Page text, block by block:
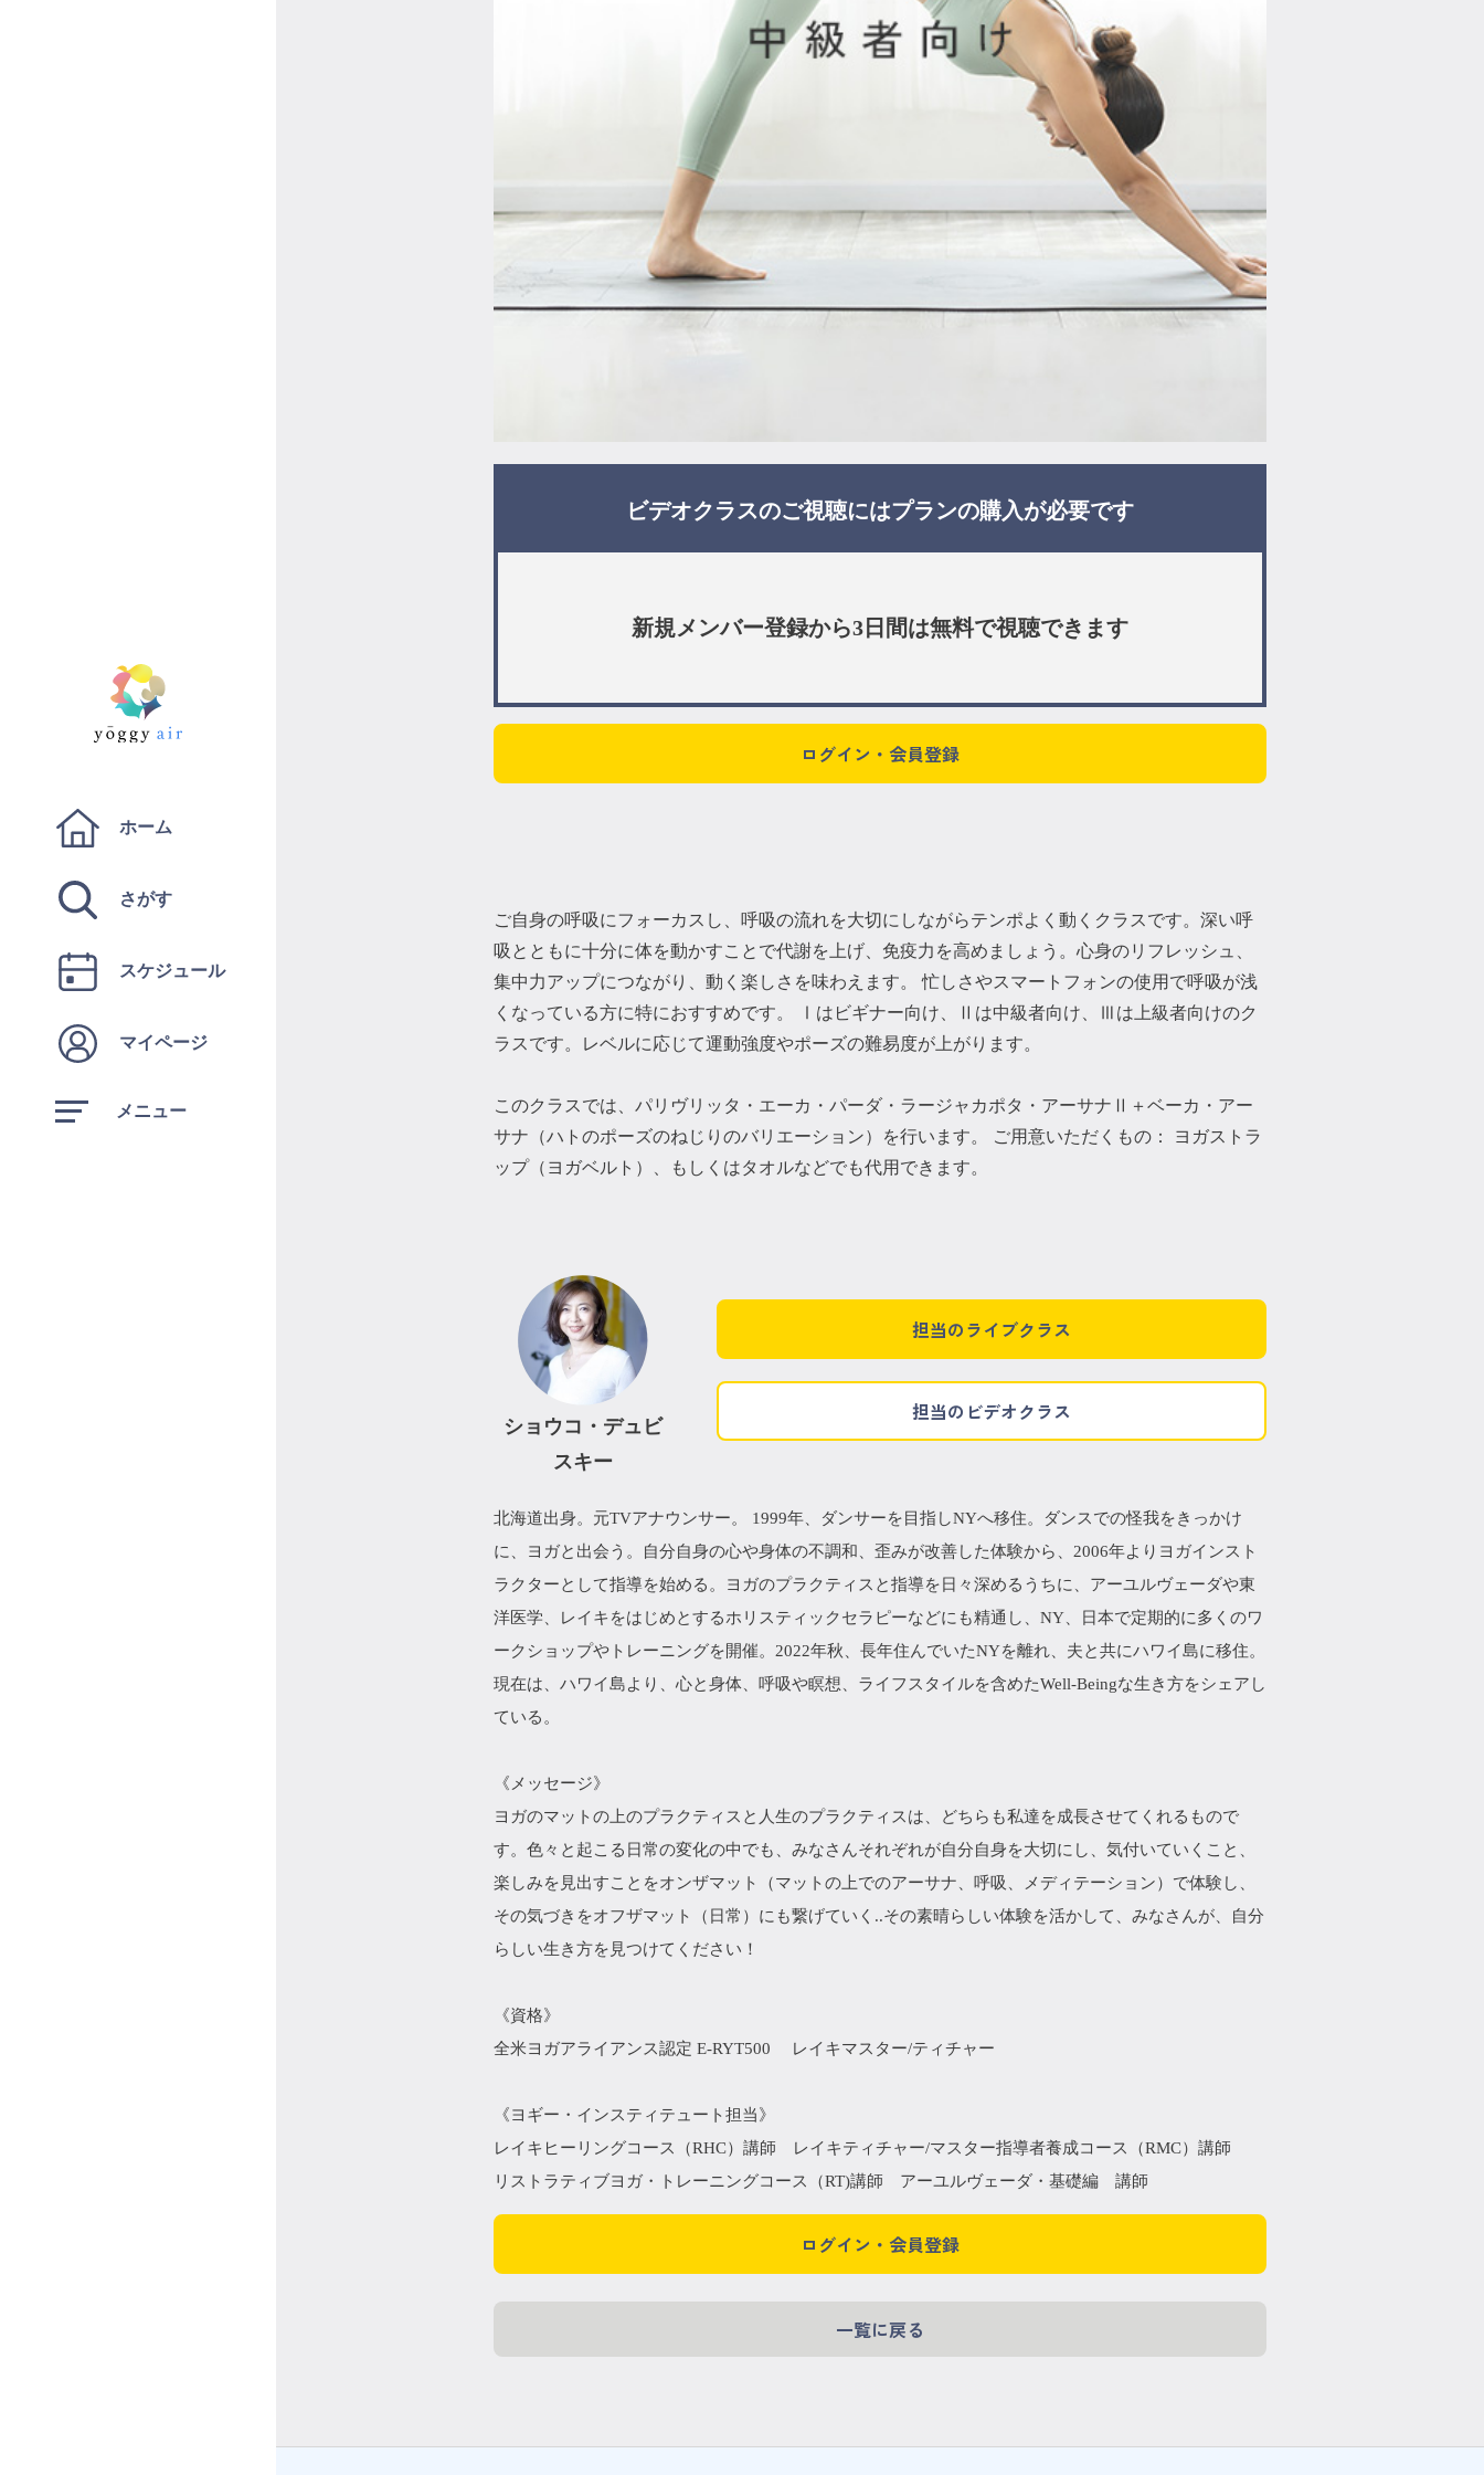
ホーム
さがす
スケジュール
マイページ
メニュー
ビデオクラスのご視聴にはプランの購入が必要です
新規メンバー登録から3日間は無料で視聴できます
ログイン・会員登録
ご自身の呼吸にフォーカスし、呼吸の流れを大切にしながらテンポよく動くクラスです。深い呼
吸とともに十分に体を動かすことで代謝を上げ、免疫力を高めましょう。心身のリフレッシュ、
集中力アップにつながり、動く楽しさを味わえます。 忙しさやスマートフォンの使用で呼吸が浅
くなっている方に特におすすめです。 Ⅰはビギナー向け、Ⅱは中級者向け、Ⅲは上級者向けのク
ラスです。レベルに応じて運動強度やポーズの難易度が上がります。
このクラスでは、パリヴリッタ・エーカ・パーダ・ラージャカポタ・アーサナⅡ＋ベーカ・アー
サナ（ハトのポーズのねじりのバリエーション）を行います。 ご用意いただくもの： ヨガストラ
ップ（ヨガベルト）、もしくはタオルなどでも代用できます。
ショウコ・デュビ
スキー
担当のライブクラス
担当のビデオクラス
北海道出身。元TVアナウンサー。 1999年、ダンサーを目指しNYへ移住。ダンスでの怪我をきっかけ
に、ヨガと出会う。自分自身の心や身体の不調和、歪みが改善した体験から、2006年よりヨガインスト
ラクターとして指導を始める。ヨガのプラクティスと指導を日々深めるうちに、アーユルヴェーダや東
洋医学、レイキをはじめとするホリスティックセラピーなどにも精通し、NY、日本で定期的に多くのワ
ークショップやトレーニングを開催。2022年秋、長年住んでいたNYを離れ、夫と共にハワイ島に移住。
現在は、ハワイ島より、心と身体、呼吸や瞑想、ライフスタイルを含めたWell-Beingな生き方をシェアし
ている。
《メッセージ》
ヨガのマットの上のプラクティスと人生のプラクティスは、どちらも私達を成長させてくれるもので
す。色々と起こる日常の変化の中でも、みなさんそれぞれが自分自身を大切にし、気付いていくこと、
楽しみを見出すことをオンザマット（マットの上でのアーサナ、呼吸、メディテーション）で体験し、
その気づきをオフザマット（日常）にも繋げていく..その素晴らしい体験を活かして、みなさんが、自分
らしい生き方を見つけてください！
《資格》
全米ヨガアライアンス認定 E-RYT500 レイキマスター/ティチャー
《ヨギー・インスティテュート担当》
レイキヒーリングコース（RHC）講師 レイキティチャー/マスター指導者養成コース（RMC）講師
リストラティブヨガ・トレーニングコース（RT)講師 アーユルヴェーダ・基礎編 講師
ログイン・会員登録
一覧に戻る